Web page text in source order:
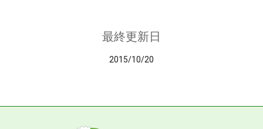
最終更新日
2015/10/20